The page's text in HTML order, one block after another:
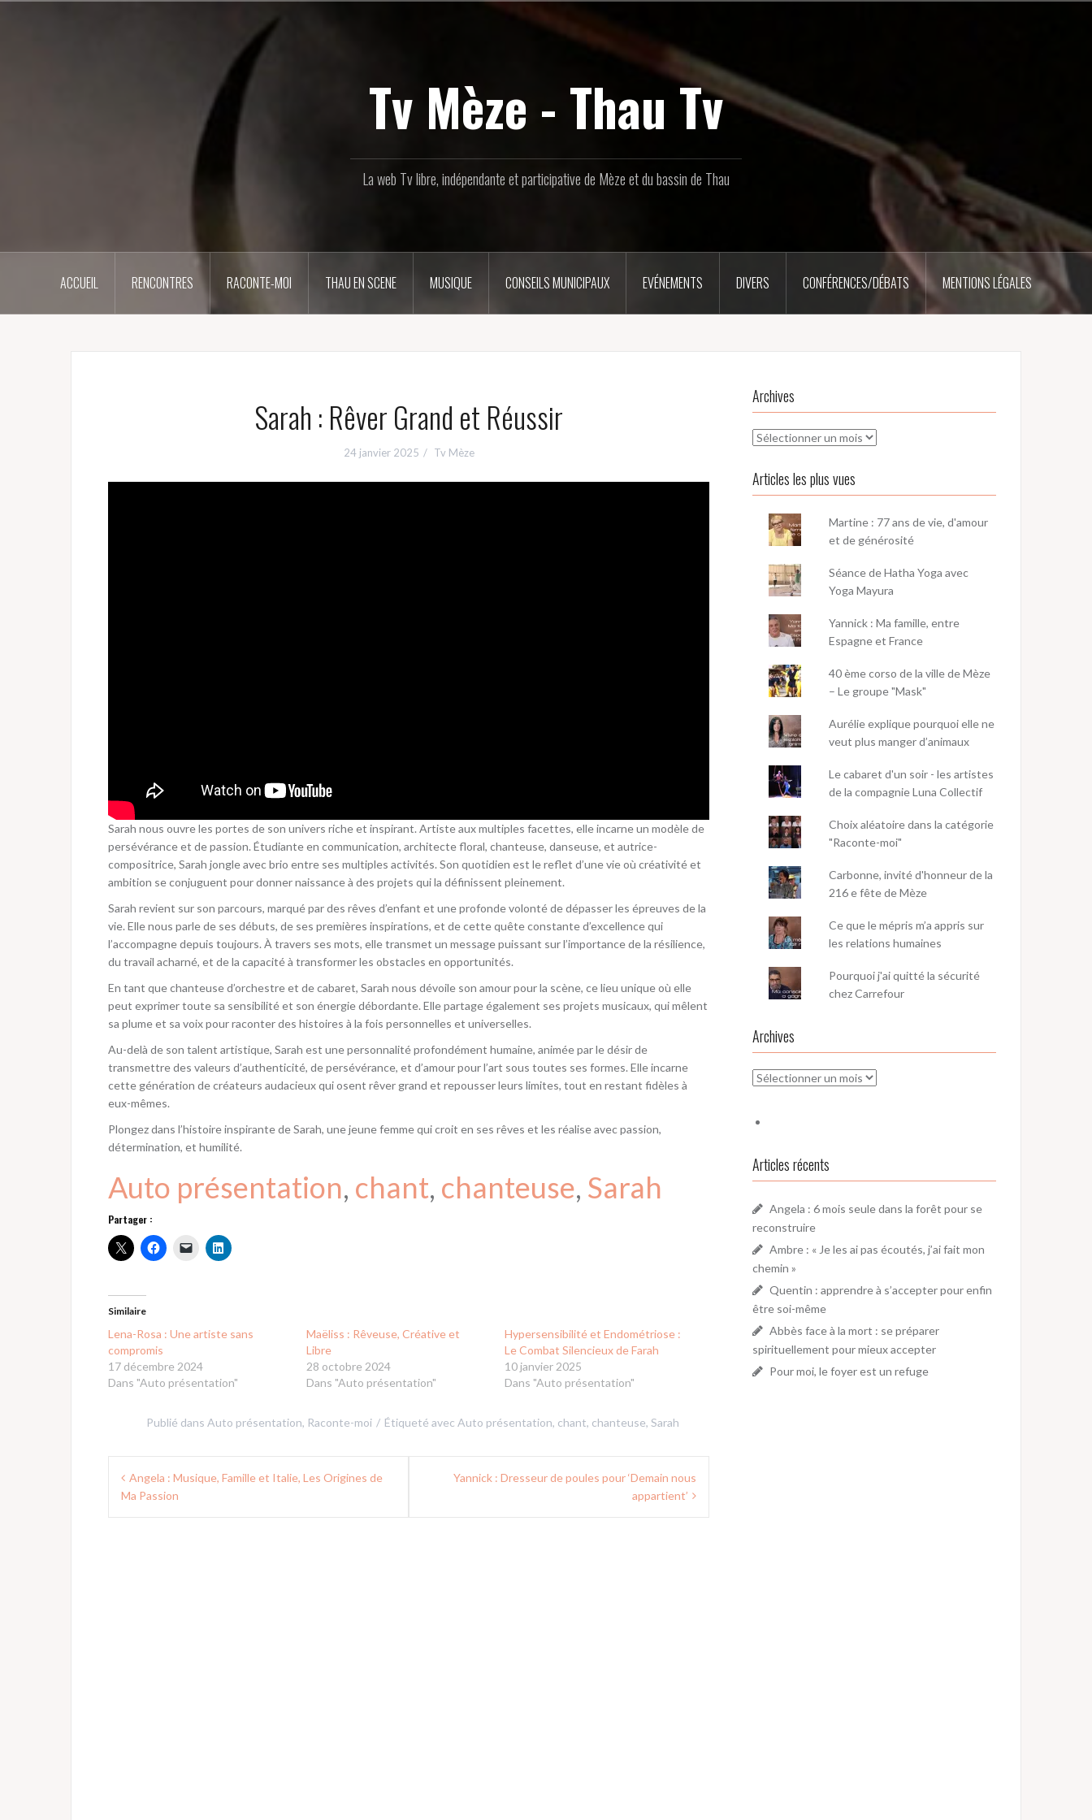
Tv Mèze - Thau Tv
La web Tv libre, indépendante et participative de Mèze et du bassin de Thau
ACCUEIL RENCONTRES RACONTE-MOI THAU EN SCENE MUSIQUE CONSEILS MUNICIPAUX EVÉNEMENTS DIVERS CONFÉRENCES/DÉBATS MENTIONS LÉGALES
Sarah : Rêver Grand et Réussir
24 janvier 2025 Tv Mèze
Sarah nous ouvre les portes de son univers riche et inspirant. Artiste aux multiples facettes, elle incarne un modèle de
persévérance et de passion. Étudiante en communication, architecte floral, chanteuse, danseuse, et autrice-
compositrice, Sarah jongle avec brio entre ses multiples activités. Son quotidien est le reflet d’une vie où créativité et
ambition se conjuguent pour donner naissance à des projets qui la définissent pleinement.
Sarah revient sur son parcours, marqué par des rêves d’enfant et une profonde volonté de dépasser les épreuves de la
vie. Elle nous parle de ses débuts, de ses premières inspirations, et de cette quête constante d’excellence qui
l’accompagne depuis toujours. À travers ses mots, elle transmet un message puissant sur l’importance de la résilience,
du travail acharné, et de la capacité à transformer les obstacles en opportunités.
En tant que chanteuse d’orchestre et de cabaret, Sarah nous dévoile son amour pour la scène, ce lieu unique où elle
peut exprimer toute sa sensibilité et son énergie débordante. Elle partage également ses projets musicaux, qui mêlent
sa plume et sa voix pour raconter des histoires à la fois personnelles et universelles.
Au-delà de son talent artistique, Sarah est une personnalité profondément humaine, animée par le désir de
transmettre des valeurs d’authenticité, de persévérance, et d’amour pour l’art sous toutes ses formes. Elle incarne
cette génération de créateurs audacieux qui osent rêver grand et repousser leurs limites, tout en restant fidèles à
eux-mêmes.
Plongez dans l’histoire inspirante de Sarah, une jeune femme qui croit en ses rêves et les réalise avec passion,
détermination, et humilité.
Auto présentation, chant, chanteuse, Sarah
Partager :
Similaire
Lena-Rosa : Une artiste sans
compromis
17 décembre 2024
Dans "Auto présentation"
Maëliss : Rêveuse, Créative et
Libre
28 octobre 2024
Dans "Auto présentation"
Hypersensibilité et Endométriose :
Le Combat Silencieux de Farah
10 janvier 2025
Dans "Auto présentation"
Publié dans Auto présentation, Raconte-moi Étiqueté avec Auto présentation, chant, chanteuse, Sarah
Navigation
deAngela : Musique, Famille et Italie, Les Origines de
Ma Passion
Yannick : Dresseur de poules pour ‘Demain nous
appartient’
Archives
Archives
Articles les plus vues
Martine : 77 ans de vie, d'amour
et de générosité
Séance de Hatha Yoga avec
Yoga Mayura
Yannick : Ma famille, entre
Espagne et France
40 ème corso de la ville de Mèze
– Le groupe "Mask"
Aurélie explique pourquoi elle ne
veut plus manger d’animaux
Le cabaret d'un soir - les artistes
de la compagnie Luna Collectif
Choix aléatoire dans la catégorie
"Raconte-moi"
Carbonne, invité d'honneur de la
216 e fête de Mèze
Ce que le mépris m’a appris sur
les relations humaines
Pourquoi j'ai quitté la sécurité
chez Carrefour
Archives
Archives
Articles récents
Angela : 6 mois seule dans la forêt pour se
reconstruire
Ambre : « Je les ai pas écoutés, j’ai fait mon
chemin »
Quentin : apprendre à s’accepter pour enfin
être soi-même
Abbès face à la mort : se préparer
spirituellement pour mieux accepter
Pour moi, le foyer est un refuge